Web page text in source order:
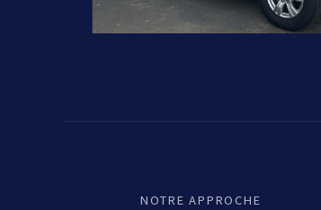
NOTRE APPROCHE